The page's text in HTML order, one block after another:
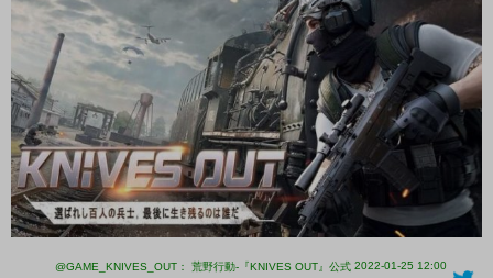
@GAME_KNIVES_OUT： 荒野行動-『KNIVES OUT』公式 2022-01-25 12:00